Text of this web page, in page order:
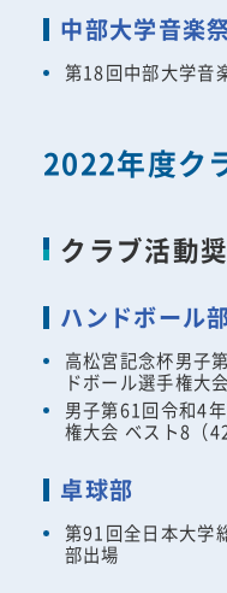
中部大学音楽
第18回中部大学音
2022年度ク
クラブ活動
ハンドボール
高松宮記念杯男子
ドボール選手権大
男子第61回令和4
権大会 ベスト8（
卓球部
第91回全日本大学
部出場